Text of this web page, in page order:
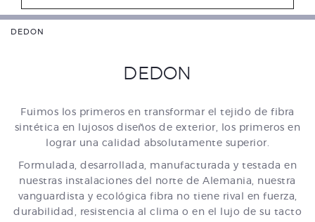
DEDON
DEDON
Fuimos los primeros en transformar el tejido de fibra
sintética en lujosos diseños de exterior, los primeros en
lograr una calidad absolutamente superior.
Formulada, desarrollada, manufacturada y testada en
nuestras instalaciones del norte de Alemania, nuestra
vanguardista y ecológica fibra no tiene rival en fuerza,
durabilidad, resistencia al clima o en el lujo de su tacto